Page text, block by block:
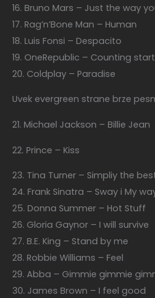
16. Bruno Mars – Just the way
17. Rag’n’Bone Man – Human
18. Luis Fonsi – Despacito
19. OneRepublic – Counting
20. Coldplay – Paradise
Uvek evergreen strane brze
21. Michael Jackson – Billie Jean
22. Prince – Kiss
23. Tina Turner – Simpliy the
24. Frank Sinatra – Sway i My
25. Donna Summer – Hot Stuff
26. Gloria Gaynor – I will survive
27. B.E. King – Stand by me
28. Robbie Williams – Feel
29. Abba – Gimmie gimmie
30. James Brown – I feel good